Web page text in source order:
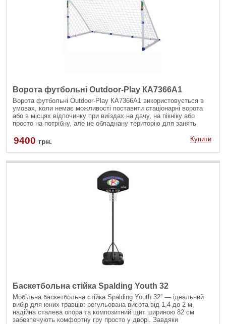
Ворота футбольні Outdoor-Play КА7366A1
Ворота футбольні Outdoor-Play КА7366A1 використовується в
умовах, коли немає можливості поставити стаціонарні ворота
або в місцях відпочинку при виїздах на дачу, на пікніку або
просто на потрібну, але не обладнану територію для занять
9400 грн. Купити
Баскетбольна стійка Spalding Youth 32
Мобільна баскетбольна стійка Spalding Youth 32” — ідеальний
вибір для юних гравців: регульована висота від 1,4 до 2 м,
надійна сталева опора та композитний щит шириною 82 см
забезпечують комфортну гру просто у дворі. Завдяки